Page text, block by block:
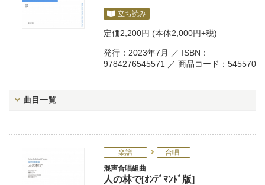
立ち読み
定価2,200円 (本体2,000円+税)
発行：2023年7月 ／ ISBN：
9784276545571 ／ 商品コード：545570
曲目一覧
楽譜
合唱
混声合唱組曲
人の林で[ｵﾝﾃﾞﾏﾝﾄﾞ版]